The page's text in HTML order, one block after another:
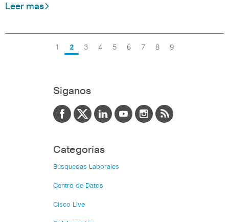
Leer mas
1 2 3 4 5 6 7 8 9
Siganos
Categorías
Búsquedas Laborales
Centro de Datos
Cisco Live